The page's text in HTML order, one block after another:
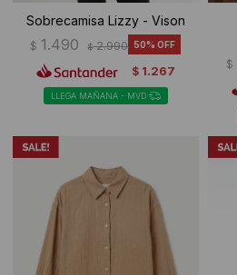
Sobrecamisa Lizzy - Vison
$ 1.490 $ 2.990 50
$ 1.267
LLEGA MAÑANA - MVD
$